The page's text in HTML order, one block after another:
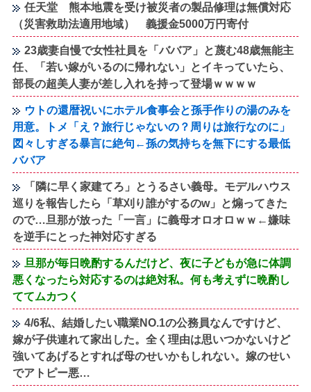
任天堂 熊本地震を受け被災者の製品修理は無償対応
（災害救助法適用地域） 義援金5000万円寄付
23歳妻自慢で女性社員を「ババア」と蔑む48歳無能主
任、「若い嫁がいるのに帰れない」とイキっていたら、
部長の超美人妻が差し入れを持って登場ｗｗｗｗ
ウトの還暦祝いにホテル食事会と孫手作りの湯のみを
用意。トメ「え？旅行じゃないの？周りは旅行なのに」
図々しすぎる暴言に絶句←孫の気持ちを無下にする最低
ババア
「隣に早く家建てろ」とうるさい義母。モデルハウス
巡りを報告したら「草刈り誰がするのw」と煽ってきた
ので…旦那が放った「一言」に義母オロオロｗｗ←嫌味
を逆手にとった神対応すぎる
旦那が毎日晩酌するんだけど、夜に子どもが急に体調
悪くなったら対応するのは絶対私。何も考えずに晩酌し
ててムカつく
4/6私、結婚したい職業NO.1の公務員なんですけど、
嫁が子供連れて家出した。全く理由は思いつかないけど
強いてあげるとすれば母のせいかもしれない。嫁のせい
でアトピー悪…